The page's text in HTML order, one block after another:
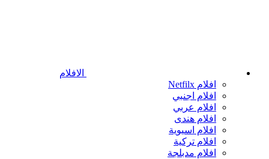
الافلام
افلام Netfilx
افلام اجنبي
افلام عربي
افلام هندى
افلام اسيوية
افلام تركية
افلام مدبلجة